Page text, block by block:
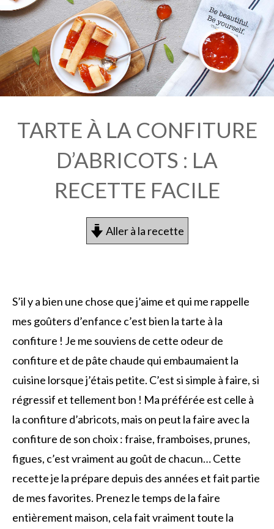
TARTE À LA CONFITURE
D’ABRICOTS : LA
RECETTE FACILE
Aller à la recette
S’il y a bien une chose que j’aime et qui me rappelle
mes goûters d’enfance c’est bien la tarte à la
confiture ! Je me souviens de cette odeur de
confiture et de pâte chaude qui embaumaient la
cuisine lorsque j’étais petite. C’est si simple à faire, si
régressif et tellement bon ! Ma préférée est celle à
la confiture d’abricots, mais on peut la faire avec la
confiture de son choix : fraise, framboises, prunes,
figues, c’est vraiment au goût de chacun… Cette
recette je la prépare depuis des années et fait partie
de mes favorites. Prenez le temps de la faire
entièrement maison, cela fait vraiment toute la